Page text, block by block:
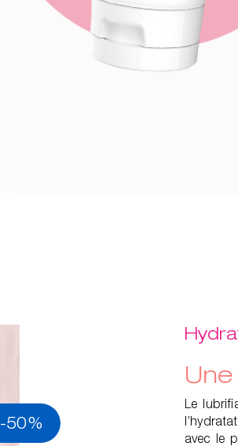
-50%
Le
avec le